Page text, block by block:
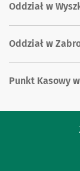
Oddział w
Oddział w
Punkt Kasowy